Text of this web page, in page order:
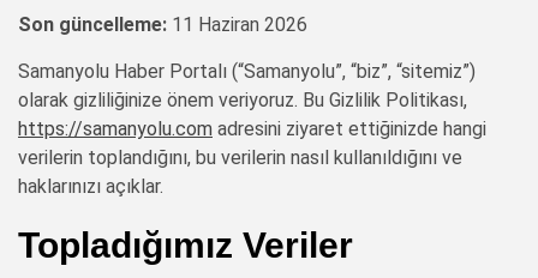
Son güncelleme: 11 Haziran 2026
Samanyolu Haber Portalı (“Samanyolu”, “biz”, “sitemiz”)
olarak gizliliğinize önem veriyoruz. Bu Gizlilik Politikası,
https://samanyolu.com adresini ziyaret ettiğinizde hangi
verilerin toplandığını, bu verilerin nasıl kullanıldığını ve
haklarınızı açıklar.
Topladığımız Veriler